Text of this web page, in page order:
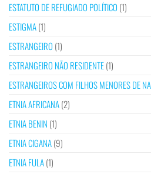
ESTATUTO DE REFUGIADO POLÍTICO (1)
ESTIGMA(1)
ESTRANGEIRO (1)
ESTRANGEIRO NÃO RESIDENTE(1)
ESTRANGEIROS COM FILHOS MENORES DE
ETNIA AFRICANA(2)
ETNIA BENIN (1)
ETNIA CIGANA(9)
ETNIA FULA(1)